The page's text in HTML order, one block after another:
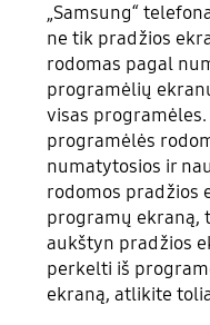
„Samsung“
ne tik pradžios
rodomas pagal
programėlių
visas
programėlės
numatytosios ir
rodomos pradžios
programų ekraną,
aukštyn pradžios
perkelti iš
ekraną, atlikite